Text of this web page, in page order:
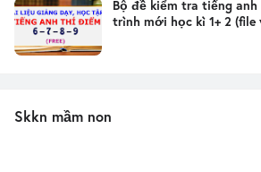
Bộ đề kiểm tra tiếng
trình mới học kì 1+ 2 (file
Skkn mầm non